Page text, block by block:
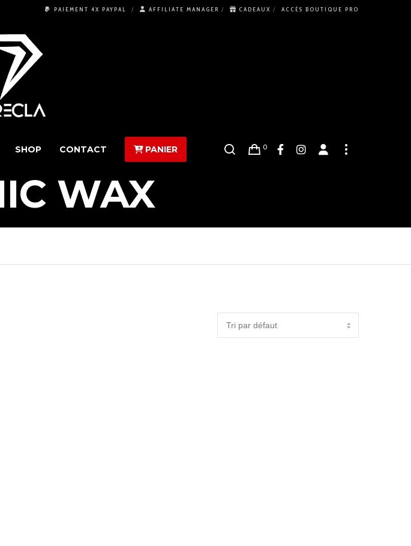
PAIEMENT 4X PAYPAL AFFILIATE MANAGER CADEAUX ACCÈS BOUTIQUE PRO
0
SHOP CONTACT PANIER
WAX